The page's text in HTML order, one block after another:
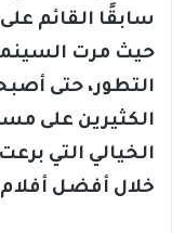
سابقًا القائم
حيث مرت
التطور، حتى
الكثيرين على
الخيالي التي
خلال أفضل أفلام